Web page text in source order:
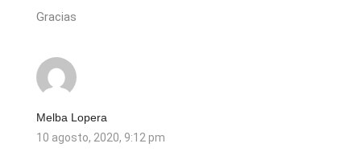
Gracias
Melba Lopera
10 agosto, 2020, 9:12 pm